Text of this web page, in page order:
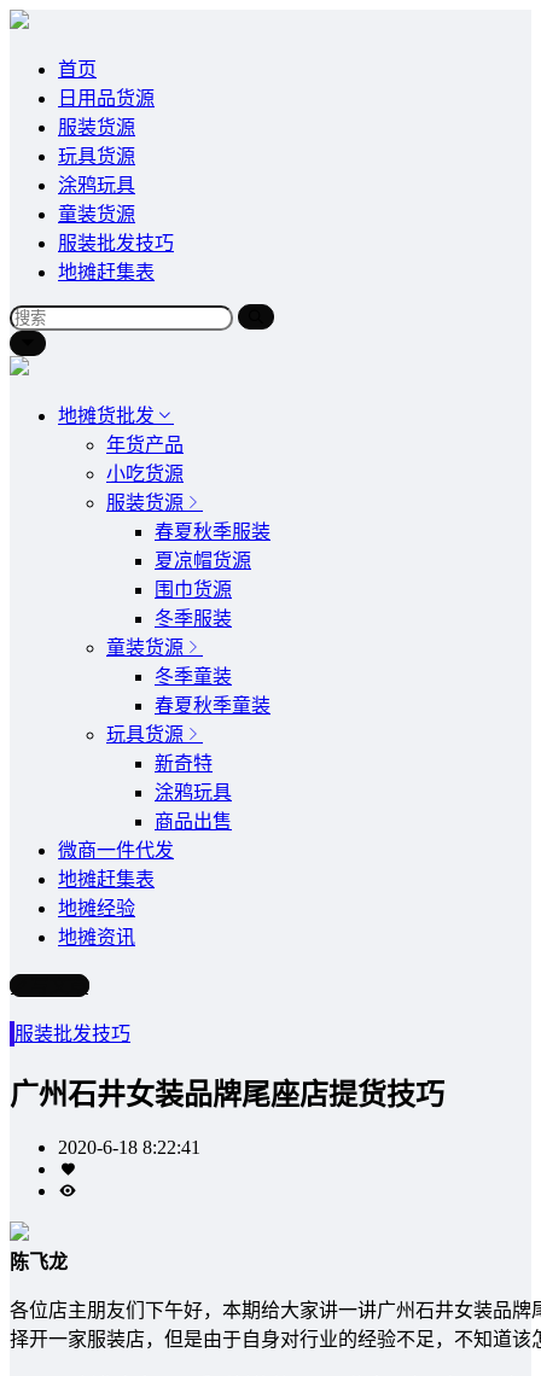
首页
日用品货源
服装货源
玩具货源
涂鸦玩具
童装货源
服装批发技巧
地摊赶集表
地摊货批发
年货产品
小吃货源
服装货源
春夏秋季服装
夏凉帽货源
围巾货源
冬季服装
童装货源
冬季童装
春夏秋季童装
玩具货源
新奇特
涂鸦玩具
商品出售
微商一件代发
地摊赶集表
地摊经验
地摊资讯
写文章
服装批发技巧
广州石井女装品牌尾座店提货技巧
2020-6-18 8:22:41
陈飞龙
各位店主朋友们下午好，本期给大家讲一讲广州石井女装品
择开一家服装店，但是由于自身对行业的经验不足，不知道